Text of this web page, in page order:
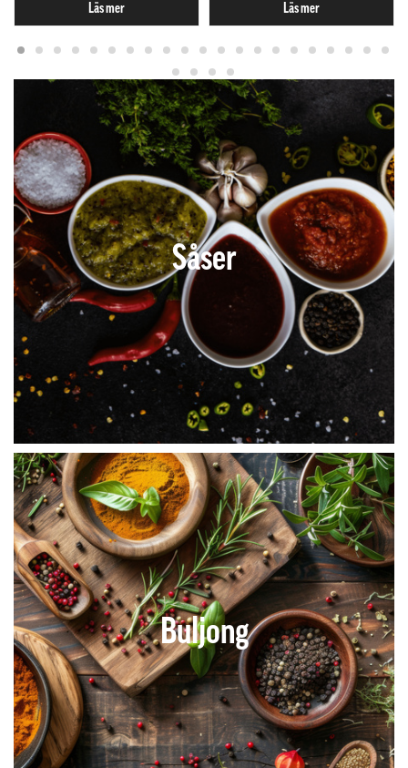
Läs mer Läs mer
Såser
Buljong